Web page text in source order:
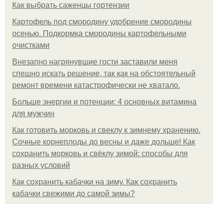
Как выбрать саженцы гортензии
Картофель под смородину удобрение смородины
осенью. Подкормка смородины картофельными
очистками
Внезапно нагрянувшие гости заставили меня
спешно искать решение, так как на обстоятельный
ремонт времени катастрофически не хватало.
Больше энергии и потенции: 4 основных витамина
для мужчин
Как готовить морковь и свеклу к зимнему хранению.
Сочные корнеплоды до весны и даже дольше! Как
сохранить морковь и свёклу зимой: способы для
разных условий
Как сохранить кабачки на зиму. Как сохранить
кабачки свежими до самой зимы?